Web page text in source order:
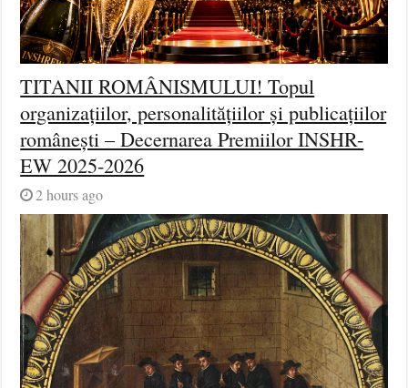
TITANII ROMÂNISMULUI! Topul
organizațiilor, personalitățiilor și publicațiilor
românești – Decernarea Premiilor INSHR-
EW 2025-2026
2 hours ago